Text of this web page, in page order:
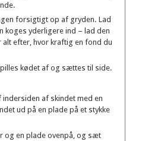
forsigtigt op af gryden. Lad
koges yderligere ind – lad den
alt efter, hvor kraftig en fond du
kødet af og sættes til side.
af skindet med en
ud på en plade på et stykke
og en plade ovenpå, og sæt